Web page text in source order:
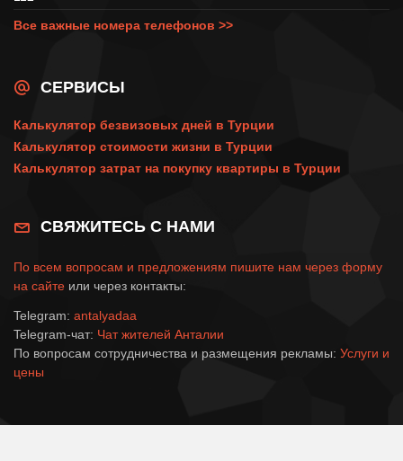
Все важные номера телефонов >>
СЕРВИСЫ
Калькулятор безвизовых дней в Турции
Калькулятор стоимости жизни в Турции
Калькулятор затрат на покупку квартиры в Турции
СВЯЖИТЕСЬ С НАМИ
По всем вопросам и предложениям пишите нам через форму
на сайте или через контакты:
Telegram: antalyadaa
Telegram-чат: Чат жителей Анталии
По вопросам сотрудничества и размещения рекламы: Услуги и
цены